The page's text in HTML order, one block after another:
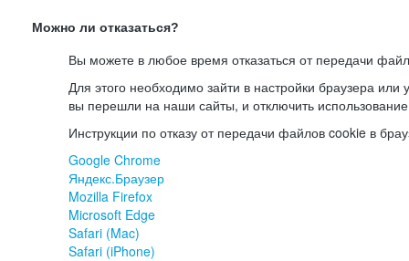
Можно ли отказаться?
Вы можете в любое время отказаться от передачи
Для этого необходимо зайти в настройки браузера или
вы перешли на наши сайты, и отключить
Инструкции по отказу от передачи файлов cookie в
Google Chrome
Яндекс.Браузер
Mozilla Firefox
Microsoft Edge
Safari (Mac)
Safari (iPhone)